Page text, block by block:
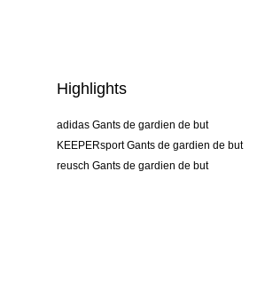
Highlights
adidas Gants de gardien de but
KEEPERsport Gants de gardien de but
reusch Gants de gardien de but